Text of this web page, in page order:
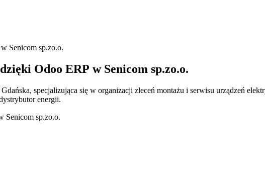
Senicom sp.zo.o.
Odoo ERP w Senicom sp.zo.o.
specjalizująca się w organizacji zleceń montażu i serwisu urządzeń
energii.